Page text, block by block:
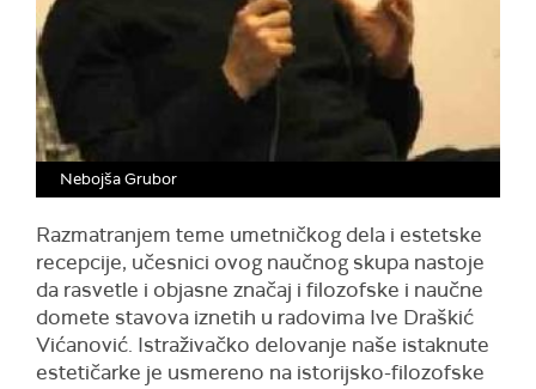
Nebojša Grubor
Razmatranjem teme umetničkog dela i estetske
recepcije, učesnici ovog naučnog skupa nastoje
da rasvetle i objasne značaj i filozofske i naučne
domete stavova iznetih u radovima Ive Draškić
Vićanović. Istraživačko delovanje naše istaknute
estetičarke je usmereno na istorijsko-filozofske